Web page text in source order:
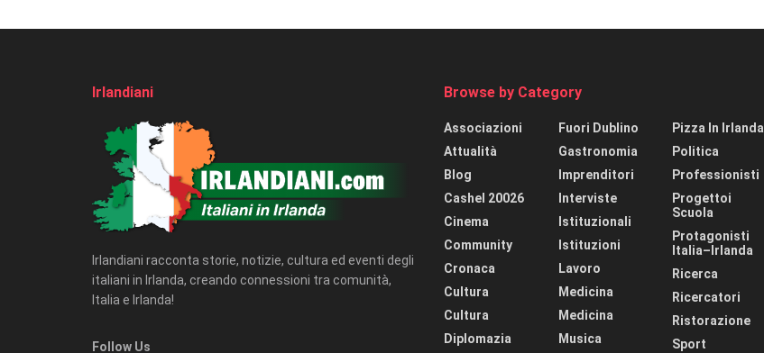
Irlandiani
Irlandiani racconta storie, notizie, cultura ed eventi degli
italiani in Irlanda, creando connessioni tra comunità,
Italia e Irlanda!
Follow Us
Browse by Category
Associazioni
Attualità
Blog
Cashel 20026
Cinema
Community
Cronaca
Cultura
Cultura
Diplomazia
Fuori Dublino
Gastronomia
Imprenditori
Interviste
Istituzionali
Istituzioni
Lavoro
Medicina
Medicina
Musica
Pizza In Irlanda
Politica
Professionisti
Progettoi
Scuola
Protagonisti
Italia–Irlanda
Ricerca
Ricercatori
Ristorazione
Sport